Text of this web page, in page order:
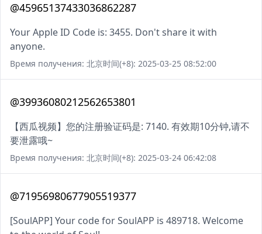
@45965137433036862287
Your Apple ID Code is: 3455. Don't share it with
anyone.
Время получения: 北京时间(+8): 2025-03-25 08:52:00
@39936080212562653801
【西瓜视频】您的注册验证码是: 7140. 有效期10分钟,请不
要泄露哦~
Время получения: 北京时间(+8): 2025-03-24 06:42:08
@71956980677905519377
[SoulAPP] Your code for SoulAPP is 489718. Welcome